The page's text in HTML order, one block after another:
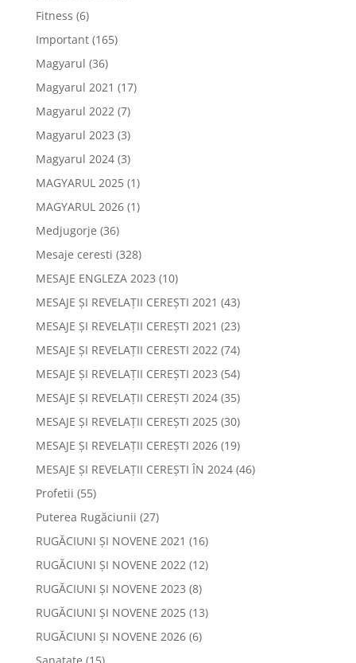
Fitness (6)
Important(165)
Magyarul (36)
Magyarul 2021 (17)
Magyarul 2022(7)
Magyarul 2023 (3)
Magyarul 2024(3)
MAGYARUL 2025(1)
MAGYARUL 2026(1)
Medjugorje (36)
Mesaje ceresti (328)
MESAJE ENGLEZA 2023 (10)
MESAJE ȘI REVELAȚII CEREȘTI 2021 (43)
MESAJE ȘI REVELAȚII CEREȘTI 2021 (23)
MESAJE ȘI REVELAȚII CERESTI 2022(74)
MESAJE ȘI REVELAȚII CEREȘTI 2023 (54)
MESAJE ȘI REVELAȚII CEREȘTI 2024(35)
MESAJE ȘI REVELAȚII CEREȘTI 2025(30)
MESAJE ȘI REVELAȚII CEREȘTI 2026(19)
MESAJE ȘI REVELAȚII CEREȘTI ÎN 2024(46)
Profetii (55)
Puterea Rugăciunii (27)
RUGĂCIUNI ȘI NOVENE 2021 (16)
RUGĂCIUNI ȘI NOVENE 2022(12)
RUGĂCIUNI ȘI NOVENE 2023 (8)
RUGĂCIUNI ȘI NOVENE 2025(13)
RUGĂCIUNI ȘI NOVENE 2026(6)